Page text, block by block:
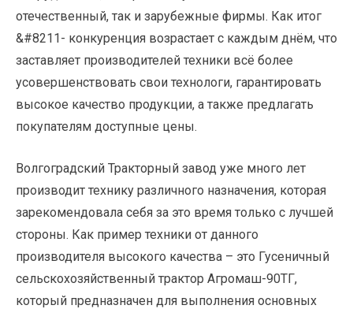
отечественный, так и зарубежные фирмы. Как итог
&#8211- конкуренция возрастает с каждым днём, что
заставляет производителей техники всё более
усовершенствовать свои технологи, гарантировать
высокое качество продукции, а также предлагать
покупателям доступные цены.
Волгоградский Тракторный завод уже много лет
производит технику различного назначения, которая
зарекомендовала себя за это время только с лучшей
стороны. Как пример техники от данного
производителя высокого качества – это Гусеничный
сельскохозяйственный трактор Агромаш-90ТГ,
который предназначен для выполнения основных